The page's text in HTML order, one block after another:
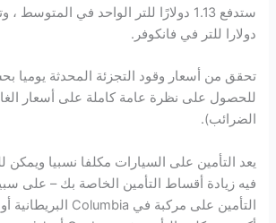
دولارا للتر في فانكوفر.
تحقق من أسعار وقود التجزئة المحدثة يوميا
للحصول على نظرة عامة كاملة على أسعار
الضرائب).
يعد التأمين على السيارات مكلفا نسبيا
فيه زيادة أقساط التأمين الخاصة بك – على